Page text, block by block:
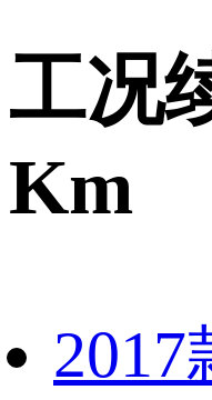
工况
Km